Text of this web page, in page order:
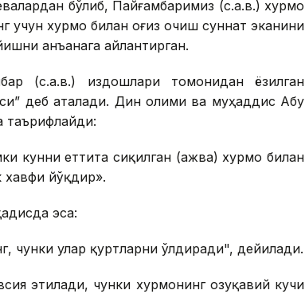
бўлиб, Пайғамбаримиз (с.а.в.) хурмо
учун хурмо билан оғиз очиш суннат эканини
анъанага айлантирган.
(с.а.в.) издошлари томонидан ёзилган
деб аталади. Дин олими ва муҳаддис Абу
таърифлайди:
кунни еттита сиқилган (ажва) хурмо билан
йўқдир».
эса:
чунки улар қуртларни ўлдиради", дейилади.
этилади, чунки хурмонинг озуқавий кучи